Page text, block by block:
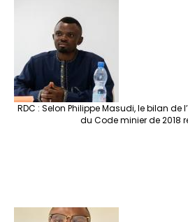
RDC : Selon Philippe Masudi, le bilan
du Code minier de 2018